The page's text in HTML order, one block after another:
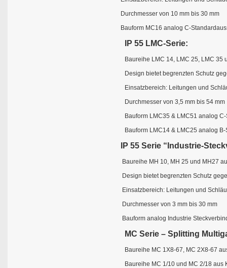
Durchmesser von 10 mm bis 30 mm
Bauform MC16 analog C-
IP 55 LMC-Serie:
Baureihe LMC 14, LMC 25, LMC 35
Design bietet begrenzten Schutz
Einsatzbereich: Leitungen und
Durchmesser von 3,5 mm bis 54 mm
Bauform LMC35 & LMC51 analog
Bauform LMC14 & LMC25 analog
IP 55 Serie “Industrie-
Baureihe MH 10, MH 25 und MH27
Design bietet begrenzten Schutz
Einsatzbereich: Leitungen und
Durchmesser von 3 mm bis 30 mm
Bauform analog Industrie
MC Serie – Splitting
Baureihe MC 1X8-67, MC 2X8-67
Baureihe MC 1/10 und MC 2/18 aus